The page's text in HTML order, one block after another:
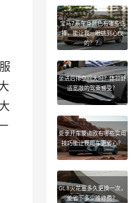
宝马7系车身颜色有哪些选
择，能让我一眼挑到心仪
的？？
坐进后排空间大吗？体验舒
适宽敞的驾乘感受？
夏季开车蒙迪欧有哪些实用
技巧能让我用车更省心？
GL8火花塞多久更换一次，
能省下多少维修费？